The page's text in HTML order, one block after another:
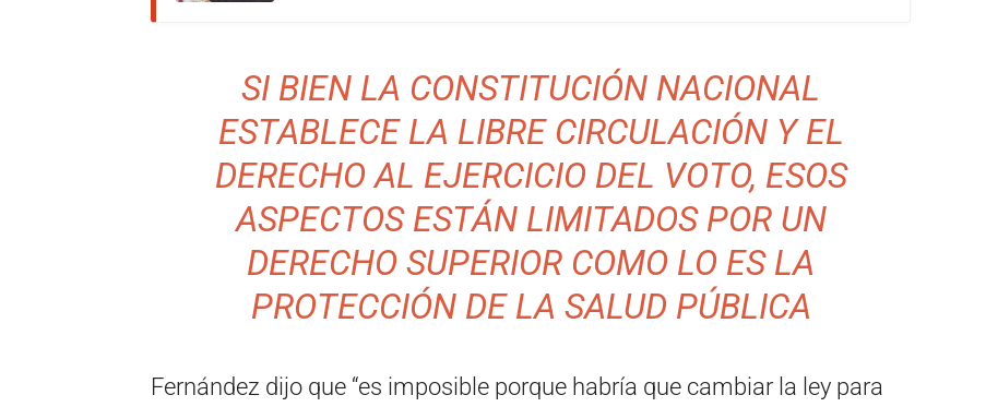
SI BIEN LA CONSTITUCIÓN NACIONAL
ESTABLECE LA LIBRE CIRCULACIÓN Y EL
DERECHO AL EJERCICIO DEL VOTO, ESOS
ASPECTOS ESTÁN LIMITADOS POR UN
DERECHO SUPERIOR COMO LO ES LA
PROTECCIÓN DE LA SALUD PÚBLICA
Fernández dijo que “es imposible porque habría que cambiar la ley para